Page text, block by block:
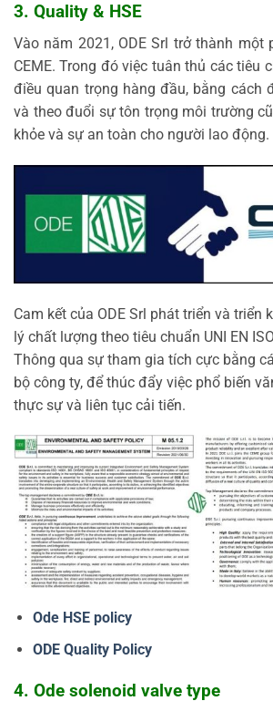
3. Quality & HSE
Vào năm 2021, ODE Srl trở thành một
CEME. Trong đó việc tuân thủ các tiêu
điều quan trọng hàng đầu, bằng cách
và theo đuổi sự tôn trọng môi trường
khỏe và sự an toàn cho người lao động.
Cam kết của ODE Srl phát triển và triển
lý chất lượng theo tiêu chuẩn UNI EN
Thông qua sự tham gia tích cực bằng
bộ công ty, để thúc đẩy việc phổ biến
thực sự và liên tục cải tiến.
Ode HSE policy
ODE Quality Policy
4. Ode solenoid valve type